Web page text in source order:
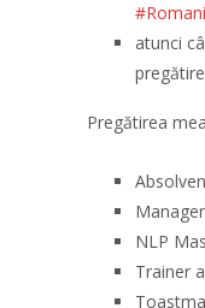
atunci
Pregătirea
NLP
Trainer